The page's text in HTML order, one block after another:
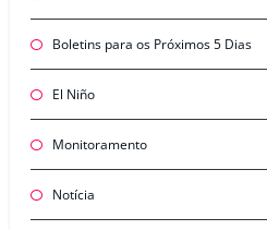
Boletins para os Próximos 5 Dias
El Niño
Monitoramento
Notícia